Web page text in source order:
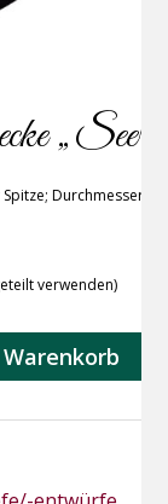
Spitze; Durchmesser
verwenden)